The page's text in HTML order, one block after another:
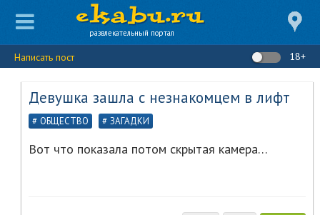
развлекательный портал
Написать пост 18+
Девушка зашла с незнакомцем в лифт
ОБЩЕСТВО ЗАГАДКИ
Вот что показала потом скрытая камера…